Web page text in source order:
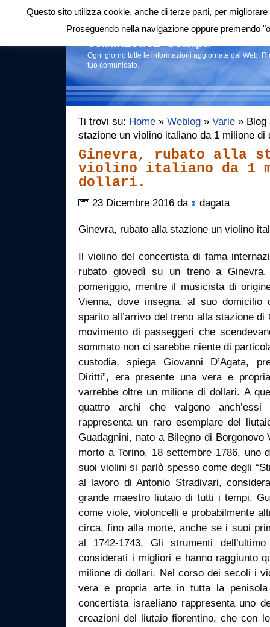
Login|RSS |
Comunicati stampa
Ogni giorno tutte le informazioni aggiornate dal Web.
tuo comunicato.
Ti trovi su: Home » Weblog » Varie » Blog
stazione un violino italiano da 1 milione
Ginevra, rubato alla
violino italiano da 1
dollari.
23 Dicembre 2016 da dagata
Ginevra, rubato alla stazione un violino
Il violino del concertista di fama
rubato giovedì su un treno a
pomeriggio, mentre il musicista di
Vienna, dove insegna, al suo
sparito all’arrivo del treno alla stazione
movimento di passeggeri che
sommato non ci sarebbe niente di
custodia, spiega Giovanni D’Agata,
Diritti”, era presente una vera e
varrebbe oltre un milione di dollari. A
quattro archi che valgono
rappresenta un raro esemplare del
Guadagnini, nato a Bilegno di Borgonovo
morto a Torino, 18 settembre 1786, uno
suoi violini si parlò spesso come degli
al lavoro di Antonio Stradivari,
grande maestro liutaio di tutti i tempi.
come viole, violoncelli e probabilmente
circa, fino alla morte, anche se i suoi
al 1742-1743. Gli strumenti
considerati i migliori e hanno raggiunto
milione di dollari. Nel corso dei secoli i
vera e propria arte in tutta la
concertista israeliano rappresenta uno
creazioni del liutaio fiorentino, che con
Questo sito utilizza cookie, anche di terze parti, per
Proseguendo nella navigazione oppure premendo